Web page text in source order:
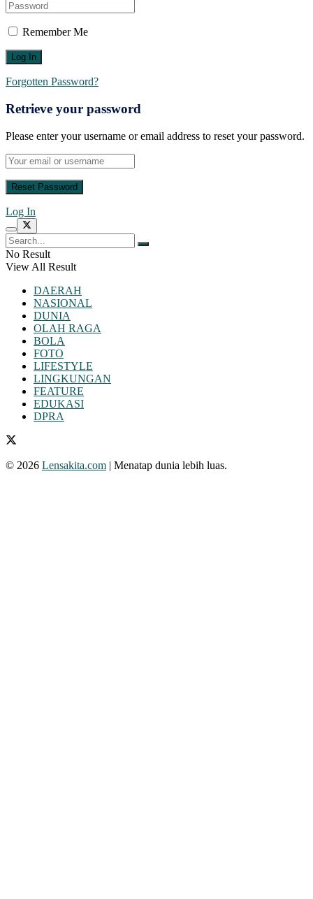
Remember Me
Forgotten Password?
Retrieve your password
Please enter your username or email address to reset your password.
Log In
No Result
View All Result
DAERAH
NASIONAL
DUNIA
OLAH RAGA
BOLA
FOTO
LIFESTYLE
LINGKUNGAN
FEATURE
EDUKASI
DPRA
© 2026 Lensakita.com | Menatap dunia lebih luas.